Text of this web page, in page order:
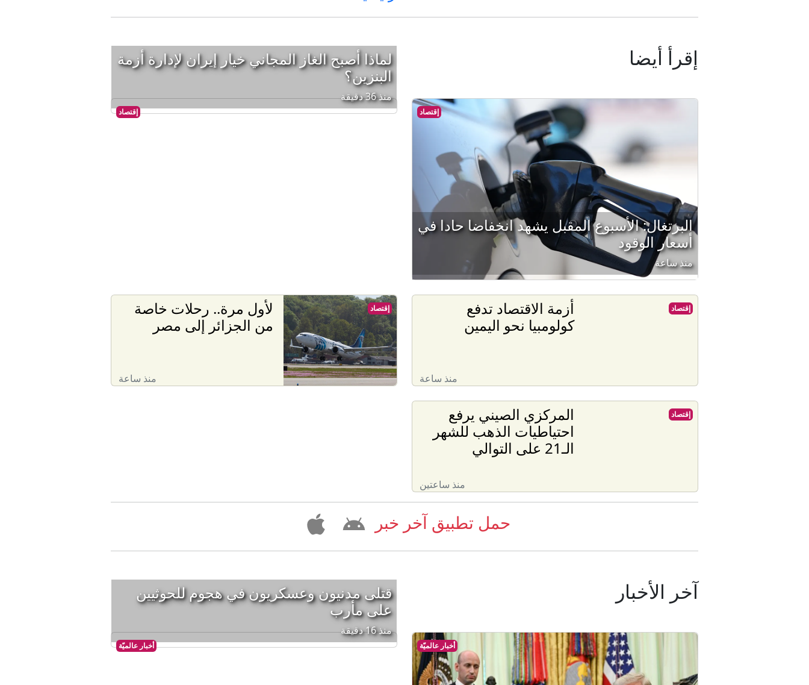
إقرأ أيضا
إقتصاد
البرتغال: الأسبوع المقبل يشهد انخفاضا حادا في
أسعار الوقود
منذ ساعة
إقتصاد
لماذا أصبح الغاز المجاني خيار إيران لإدارة أزمة
البنزين؟
منذ 36 دقيقة
أزمة الاقتصاد تدفع
كولومبيا نحو اليمين
منذ ساعة
إقتصاد
لأول مرة.. رحلات خاصة
من الجزائر إلى مصر
منذ ساعة
إقتصاد
المركزي الصيني يرفع
احتياطيات الذهب للشهر
الـ21 على التوالي
منذ ساعتين
إقتصاد
حمل تطبيق آخر خبر
آخر الأخبار
أخبار عالميّة أخبار عالميّة
قتلى مدنيون وعسكريون في هجوم للحوثيين
على مأرب
منذ 16 دقيقة